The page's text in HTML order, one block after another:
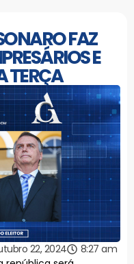
FAZ
E
TERÇA
22, 2024
8:27 am